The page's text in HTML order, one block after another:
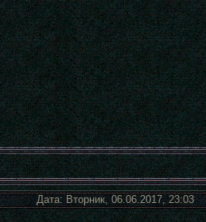
Дата: Вторник, 06.06.2017, 23:03